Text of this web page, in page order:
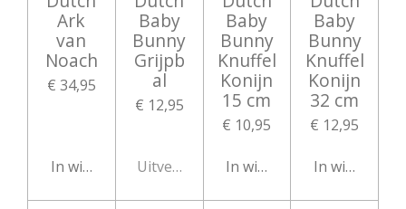
Ark
van
Noach
€ 34,95
In winkelwagen
Baby
Bunny
Grijpb
al
€ 12,95
Uitverkocht
Baby
Bunny
Knuffel
Konijn
15 cm
€ 10,95
In winkelwagen
Baby
Bunny
Knuffel
Konijn
32 cm
€ 12,95
In